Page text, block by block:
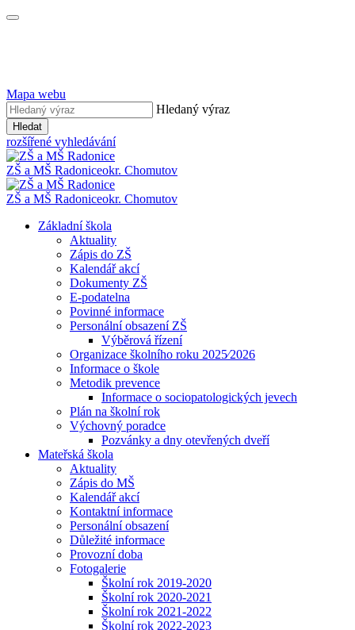
Mapa webu
Hledaný výraz
Hledat
rozšířené vyhledávání
ZŠ a MŠ Radoniceokr. Chomutov
ZŠ a MŠ Radoniceokr. Chomutov
Základní škola
Aktuality
Zápis do ZŠ
Kalendář akcí
Dokumenty ZŠ
E-podatelna
Povinné informace
Personální obsazení ZŠ
Výběrová řízení
Organizace školního roku 2025⁄2026
Informace o škole
Metodik prevence
Informace o sociopatologických jevech
Plán na školní rok
Výchovný poradce
Pozvánky a dny otevřených dveří
Mateřská škola
Aktuality
Zápis do MŠ
Kalendář akcí
Kontaktní informace
Personální obsazení
Důležité informace
Provozní doba
Fotogalerie
Školní rok 2019-2020
Školní rok 2020-2021
Školní rok 2021-2022
Školní rok 2022-2023